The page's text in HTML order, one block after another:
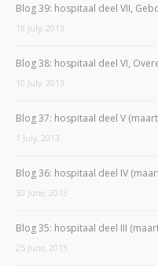
Blog 39: hospitaal deel VII,
18 July, 2013
Blog 38: hospitaal deel VI,
10 July, 2013
Blog 37: hospitaal deel V
1 July, 2013
Blog 36: hospitaal deel IV
30 June, 2013
Blog 35: hospitaal deel III
25 June, 2013